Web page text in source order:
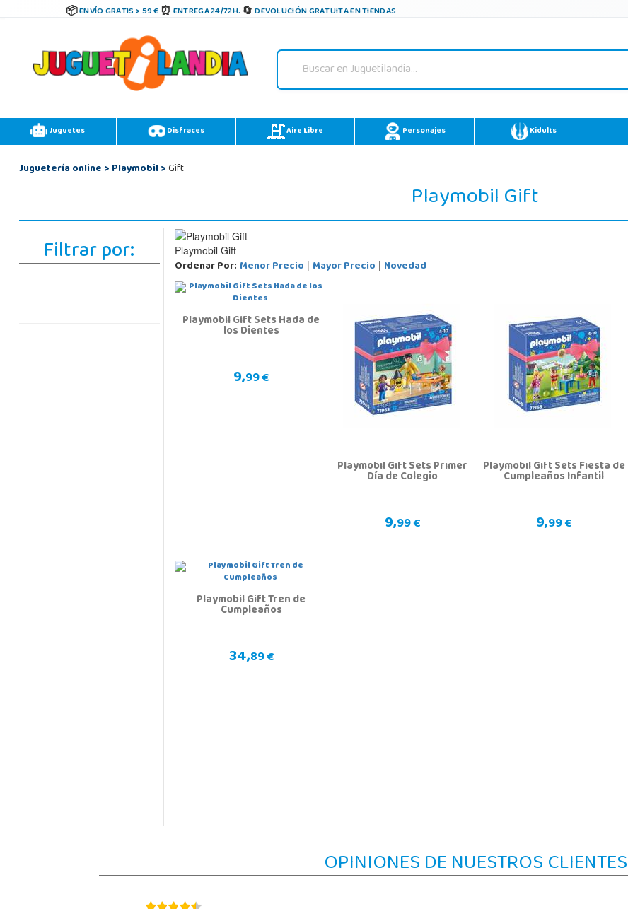
ENVÍO GRATIS > 59 € ENTREGA 24/72H. DEVOLUCIÓN GRATUITA EN TIENDAS
Juguetes Disfraces Aire Libre Personajes Kidults
Juguetería online>Playmobil>Gift
Playmobil Gift
Filtrar por: Playmobil Gift
Ordenar Por: Menor Precio | Mayor Precio | Novedad
Playmobil Gift Sets Hada de
los Dientes
9,99 €
Playmobil Gift Sets Primer
Día de Colegio
9,99 €
Playmobil Gift Sets Fiesta de
Cumpleaños Infantil
9,99 €
Playmobil Gift Tren de
Cumpleaños
34,89 €
OPINIONES DE NUESTROS CLIENTES